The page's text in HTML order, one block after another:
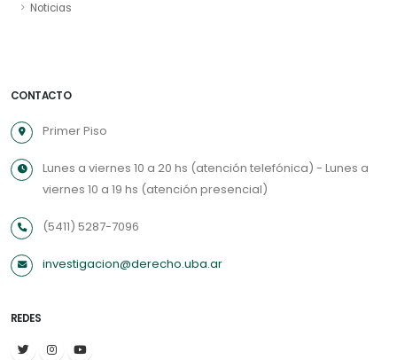
Noticias
CONTACTO
Primer Piso
Lunes a viernes 10 a 20 hs (atención telefónica) - Lunes a
viernes 10 a 19 hs (atención presencial)
(5411) 5287-7096
investigacion@derecho.uba.ar
REDES